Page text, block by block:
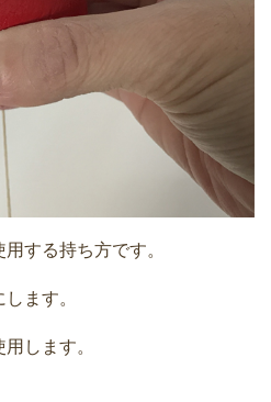
する持ち方です。
ます。
します。